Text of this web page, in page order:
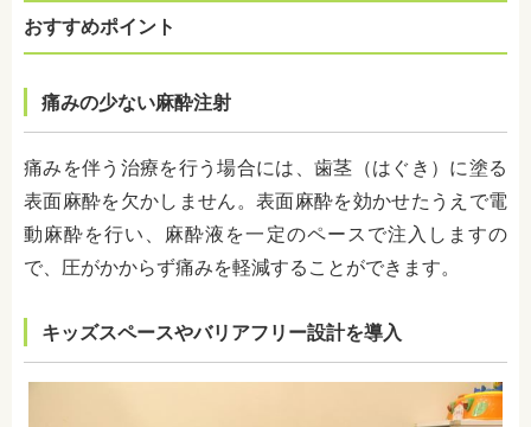
おすすめポイント
痛みの少ない麻酔注射
痛みを伴う治療を行う場合には、歯茎（はぐき）に塗る
表面麻酔を欠かしません。表面麻酔を効かせたうえで電
動麻酔を行い、麻酔液を一定のペースで注入しますの
で、圧がかからず痛みを軽減することができます。
キッズスペースやバリアフリー設計を導入